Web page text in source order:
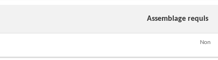
Assemblage requis
Non